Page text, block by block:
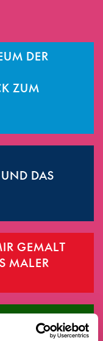
DER
ZUM
DAS
GEMALT
MALER